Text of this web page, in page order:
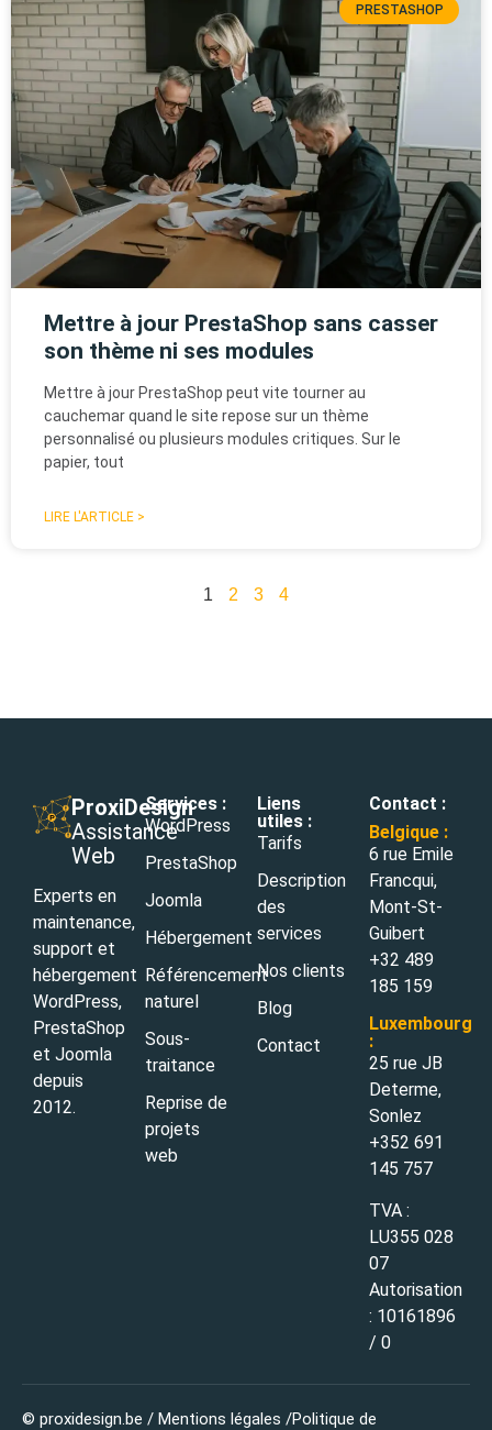
PRESTASHOP
Mettre à jour PrestaShop sans casser
son thème ni ses modules
Mettre à jour PrestaShop peut vite tourner au
cauchemar quand le site repose sur un thème
personnalisé ou plusieurs modules critiques. Sur le
papier, tout
LIRE L'ARTICLE >
1 2 3 4
ProxiDesign
Assistance
Web
Experts en
maintenance,
support et
hébergement
WordPress,
PrestaShop
et Joomla
depuis
2012.
Services :
WordPress
PrestaShop
Joomla
Hébergement
Référencement
naturel
Sous-
traitance
Reprise de
projets
web
Liens
utiles :
Tarifs
Description
des
services
Nos clients
Blog
Contact
Contact :
Belgique :
6 rue Emile
Francqui,
Mont-St-
Guibert
+32 489
185 159
Luxembourg
:
25 rue JB
Determe,
Sonlez
+352 691
145 757
TVA :
LU355 028
07
Autorisation
: 10161896
/ 0
© proxidesign.be / Mentions légales /Politique de